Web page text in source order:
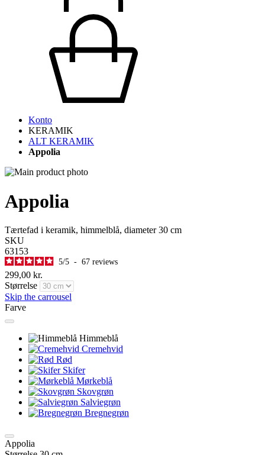
Konto
KERAMIK
ALT KERAMIK
Appolia
Appolia
Tærtefad i keramik, himmelblå, diameter 30 cm
SKU
63153
5/5 - 67 reviews
299,00 kr.
Størrelse
Skip the carrousel
Farve
Himmeblå
Cremehvid
Rød
Skifer
Mørkeblå
Skovgrøn
Salviegrøn
Bregnegrøn
Appolia